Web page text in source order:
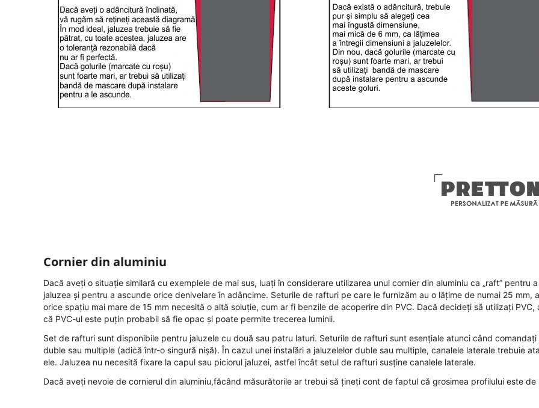
Cornier din aluminiu
Dacă aveți o situație similară cu exemplele de mai sus, luați în considerare utilizarea unui cornier din aluminiu ca „raft” pentru
jaluzea și pentru a ascunde orice denivelare în adâncime. Seturile de rafturi pe care le furnizăm au o lățime de numai 25 mm,
orice spațiu mai mare de 15 mm necesită o altă soluție, cum ar fi benzile de acoperire din PVC. Dacă decideți să utilizați PVC,
că PVC-ul este puțin probabil să fie opac și poate permite trecerea luminii.
Set de rafturi sunt disponibile pentru jaluzele cu două sau patru laturi. Seturile de rafturi sunt esențiale atunci când comandați
duble sau multiple (adică într-o singură nișă). În cazul unei instalări a jaluzelelor duble sau multiple, canalele laterale trebuie
ele. Jaluzea nu necesită fixare la capul sau piciorul jaluzei, astfel încât setul de rafturi susține canalele laterale.
Dacă aveți nevoie de cornierul din aluminiu,făcând măsurătorile ar trebui să țineți cont de faptul că grosimea profilului este de